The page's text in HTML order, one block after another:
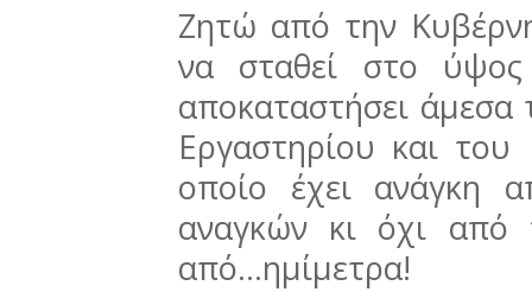
Ζητώ από την
να σταθεί στο
αποκαταστήσει άμεσα
Εργαστηρίου και του
οποίο έχει ανάγκη
αναγκών κι όχι από
από…ημίμετρα!